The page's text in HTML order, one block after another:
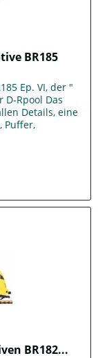
BR185
Ep. VI, der "
D-Rpool Das
Details, eine
Puffer,
BR182...